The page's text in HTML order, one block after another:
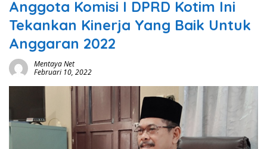
Anggota Komisi I DPRD Kotim Ini
Tekankan Kinerja Yang Baik Untuk
Anggaran 2022
Mentaya Net
Februari 10, 2022